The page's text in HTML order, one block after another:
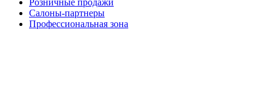
Розничные продажи
Салоны-партнеры
Профессиональная зона